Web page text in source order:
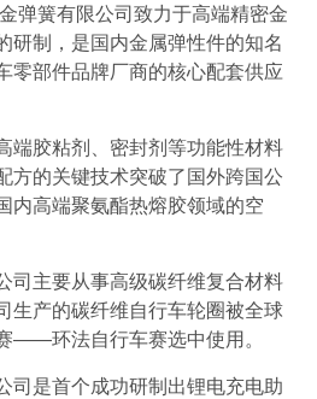
弹簧有限公司致力于高端精密金
研制，是国内金属弹性件的知名
零部件品牌厂商的核心配套供应
端胶粘剂、密封剂等功能性材料
方的关键技术突破了国外跨国公
内高端聚氨酯热熔胶领域的空
司主要从事高级碳纤维复合材料
生产的碳纤维自行车轮圈被全球
——环法自行车赛选中使用。
司是首个成功研制出锂电充电助